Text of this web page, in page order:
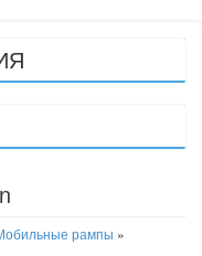
рампы »